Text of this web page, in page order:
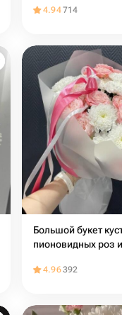
4.94714
Большой букет
пионовидных роз
4.96392